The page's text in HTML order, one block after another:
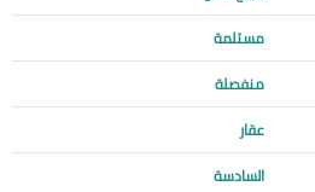
مستلمة
منفصلة
عقار
السادسة